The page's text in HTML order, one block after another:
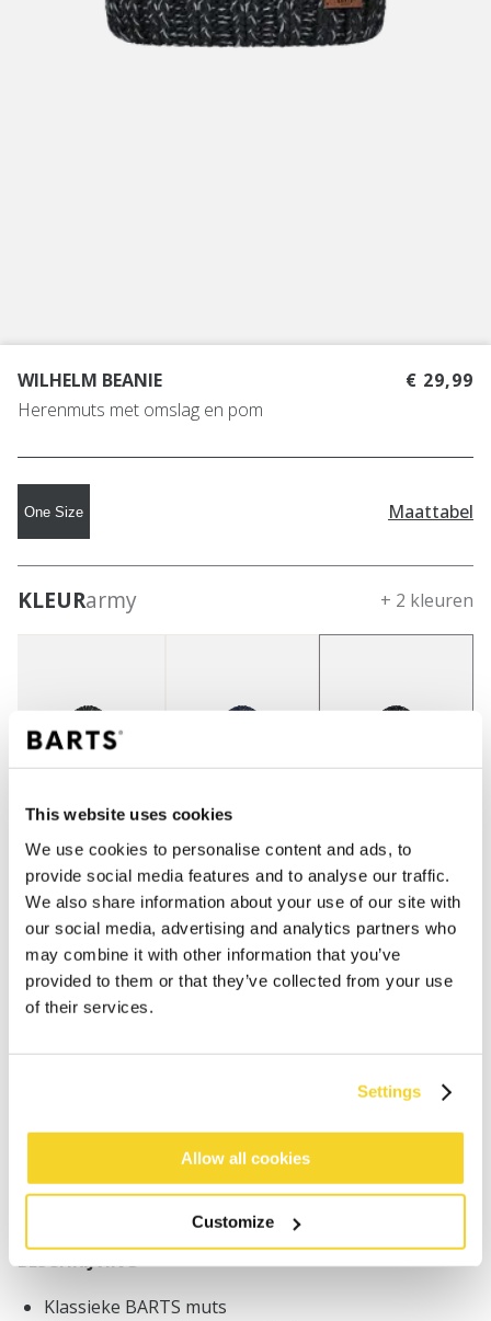
This website uses cookies
We use cookies to personalise content and ads, to
provide social media features and to analyse our traffic.
We also share information about your use of our site with
our social media, advertising and analytics partners who
may combine it with other information that you’ve
provided to them or that they’ve collected from your use
of their services.
Settings
Allow all cookies
Customize
WILHELM BEANIE
Herenmuts met omslag en pom
€ 29,99
One Size Maattabel
KLEURarmy + 2 kleuren
IN WINKELWAGEN
worden geplaatst, worden dezelfde dag verzonden
NL
BESCHRIJVING
Klassieke BARTS muts